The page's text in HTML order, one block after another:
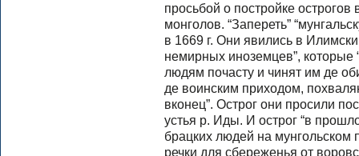
просьбой о постройке острогов
монголов. “Запереть”
в 1669 г. Они явились в
немирных иноземцев”,
людям почасту и чинят им де
де воинским приходом,
вконец”. Острог они просили
устья р. Иды. И острог “в
брацких людей на
речки для сбереженья от